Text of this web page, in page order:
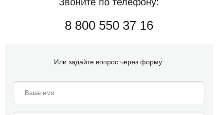
8 800 550 37 16
Или задайте вопрос через форму: